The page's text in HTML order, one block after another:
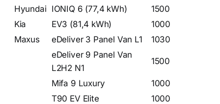
Hyundai IONIQ 6 (77,4 kWh)
1500
Kia
EV3 (81,4 kWh)
1000
Maxus
eDeliver 3 Panel Van L1
1030
eDeliver 9 Panel Van
L2H2 N1
1500
Mifa 9 Luxury
1000
T90 EV Elite
1000